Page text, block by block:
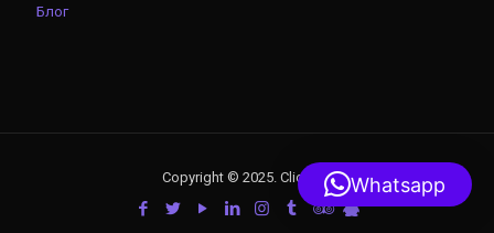
Блог
Copyright © 2025. Clic-VTC Whatsapp